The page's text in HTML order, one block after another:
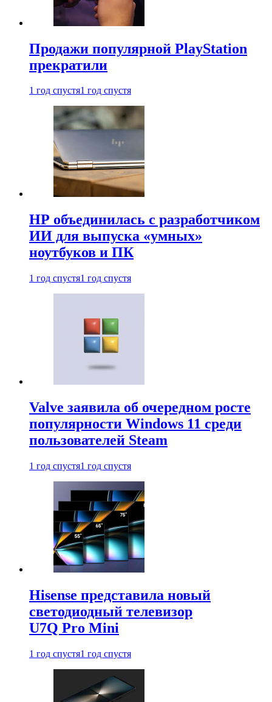
Продажи популярной PlayStation
прекратили
1 год спустя1 год спустя
HP объединилась с разработчиком
ИИ для выпуска «умных»
ноутбуков и ПК
1 год спустя1 год спустя
Valve заявила об очередном росте
популярности Windows 11 среди
пользователей Steam
1 год спустя1 год спустя
Hisense представила новый
светодиодный телевизор
U7Q Pro Mini
1 год спустя1 год спустя